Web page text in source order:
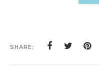
SHARE: